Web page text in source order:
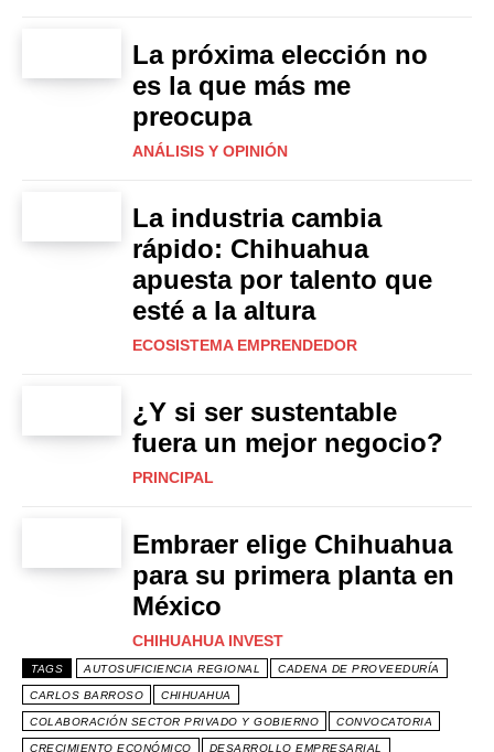
La próxima elección no
es la que más me
preocupa
ANÁLISIS Y OPINIÓN
La industria cambia
rápido: Chihuahua
apuesta por talento que
esté a la altura
ECOSISTEMA EMPRENDEDOR
¿Y si ser sustentable
fuera un mejor negocio?
PRINCIPAL
Embraer elige Chihuahua
para su primera planta en
México
CHIHUAHUA INVEST
TAGS AUTOSUFICIENCIA REGIONAL CADENA DE PROVEEDURÍA
CARLOS BARROSO CHIHUAHUA
COLABORACIÓN SECTOR PRIVADO Y GOBIERNO CONVOCATORIA
CRECIMIENTO ECONÓMICO DESARROLLO EMPRESARIAL